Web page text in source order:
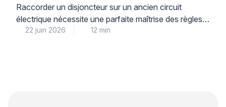
toute sécurité
Raccorder un disjoncteur sur un ancien circuit
électrique nécessite une parfaite maîtrise des règles
de sécurité et de la norme NFC 15-100, car la
22 juin 2026 12 min